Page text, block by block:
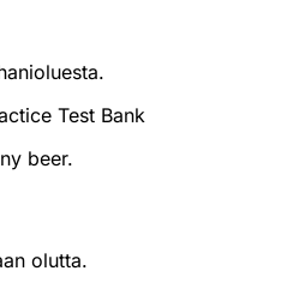
Test Bank
beer.
olutta.